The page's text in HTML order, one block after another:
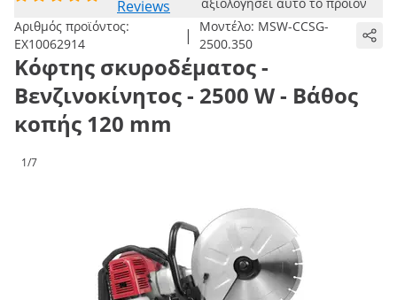
Reviews
Αριθμός προϊόντος:
EX10062914
| Μοντέλο: MSW-CCSG-
2500.350
Κόφτης σκυροδέματος -
Βενζινοκίνητος - 2500 W - Βάθος
κοπής 120 mm
1/7